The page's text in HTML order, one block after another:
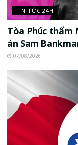
TIN TỨC 24H
Tòa Phúc thẩm
án Sam
07/08/2026